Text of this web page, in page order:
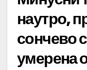
наутро,
сончево
умерена